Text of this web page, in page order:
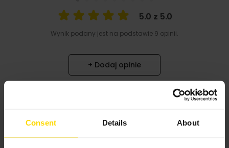
Consent Details About
5.0 z 5.0
Wynik podany jest na podstawie 9 opinii.
+ Dodaj opinie
Wszystkie opinie pochodzą od Klientów, którzy
dokonali zakupu fotoprezentu.